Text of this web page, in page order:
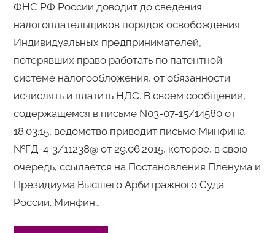
ФНС РФ России доводит до сведения
налогоплательщиков порядок освобождения
Индивидуальных предпринимателей,
потерявших право работать по патентной
системе налогообложения, от обязанности
исчислять и платить НДС. В своем сообщении,
содержащемся в письме N03-07-15/14580 от
18.03.15, ведомство приводит письмо Минфина
№ГД-4-3/11238@ от 29.06.2015, которое, в свою
очередь, ссылается на Постановления Пленума и
Президиума Высшего Арбитражного Суда
России. Минфин…